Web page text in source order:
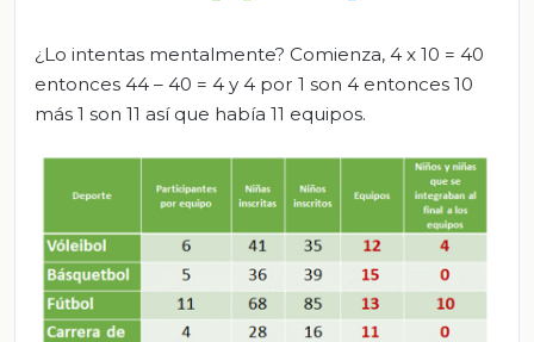
¿Lo intentas mentalmente? Comienza, 4 x 10 = 40
entonces 44 – 40 = 4 y 4 por 1 son 4 entonces 10
más 1 son 11 así que había 11 equipos.